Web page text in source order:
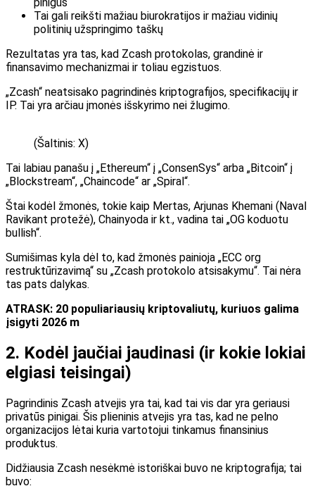
Tai gali reikšti mažiau biurokratijos ir mažiau vidinių
politinių užspringimo taškų
Rezultatas yra tas, kad Zcash protokolas, grandinė ir
finansavimo mechanizmai ir toliau egzistuos.
„Zcash“ neatsisako pagrindinės kriptografijos, specifikacijų ir
IP. Tai yra arčiau įmonės išskyrimo nei žlugimo.
(Šaltinis: X)
Tai labiau panašu į „Ethereum“ į „ConsenSys“ arba „Bitcoin“ į
„Blockstream“, „Chaincode“ ar „Spiral“.
Štai kodėl žmonės, tokie kaip Mertas, Arjunas Khemani (Naval
Ravikant protežė), Chainyoda ir kt., vadina tai „OG koduotu
bullish“.
Sumišimas kyla dėl to, kad žmonės painioja „ECC org
restruktūrizavimą“ su „Zcash protokolo atsisakymu“. Tai nėra
tas pats dalykas.
ATRASK: 20 populiariausių kriptovaliutų, kuriuos galima
įsigyti 2026 m
2. Kodėl jaučiai jaudinasi (ir kokie lokiai
elgiasi teisingai)
Pagrindinis Zcash atvejis yra tai, kad tai vis dar yra geriausi
privatūs pinigai. Šis plieninis atvejis yra tas, kad ne pelno
organizacijos lėtai kuria vartotojui tinkamus finansinius
produktus.
Didžiausia Zcash nesėkmė istoriškai buvo ne kriptografija; tai
buvo: